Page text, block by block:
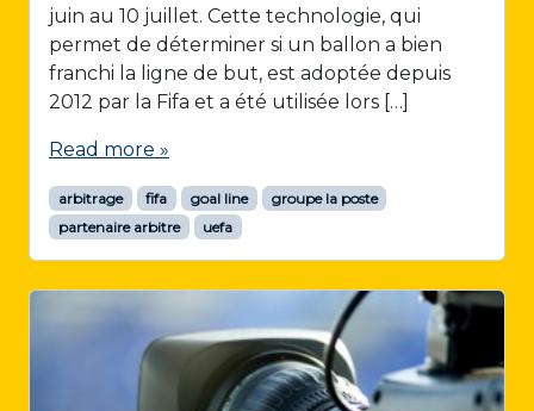
juin au 10 juillet. Cette technologie, qui
permet de déterminer si un ballon a bien
franchi la ligne de but, est adoptée depuis
2012 par la Fifa et a été utilisée lors […]
Read more »
arbitrage fifa goal line
groupe la poste
partenaire arbitre
uefa